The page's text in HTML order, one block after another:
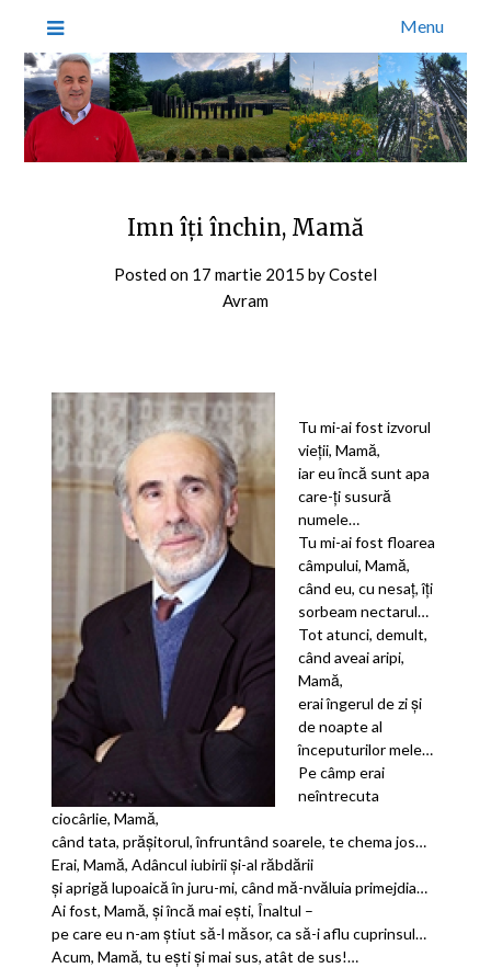
Menu
Imn îţi închin, Mamă
Posted on 17 martie 2015 byCostel
Avram
Tu mi-ai fost izvorul
vieţii, Mamă,
iar eu încă sunt apa
care-ţi susură
numele…
Tu mi-ai fost floarea
câmpului, Mamă,
când eu, cu nesaţ, îţi
sorbeam nectarul…
Tot atunci, demult,
când aveai aripi,
Mamă,
erai îngerul de zi şi
de noapte al
începuturilor mele…
Pe câmp erai
neîntrecuta
ciocârlie, Mamă,
când tata, prăşitorul, înfruntând soarele, te chema jos…
Erai, Mamă, Adâncul iubirii şi-al răbdării
şi aprigă lupoaică în juru-mi, când mă-nvăluia primejdia…
Ai fost, Mamă, şi încă mai eşti, Înaltul –
pe care eu n-am ştiut să-l măsor, ca să-i aflu cuprinsul…
Acum, Mamă, tu eşti şi mai sus, atât de sus!…